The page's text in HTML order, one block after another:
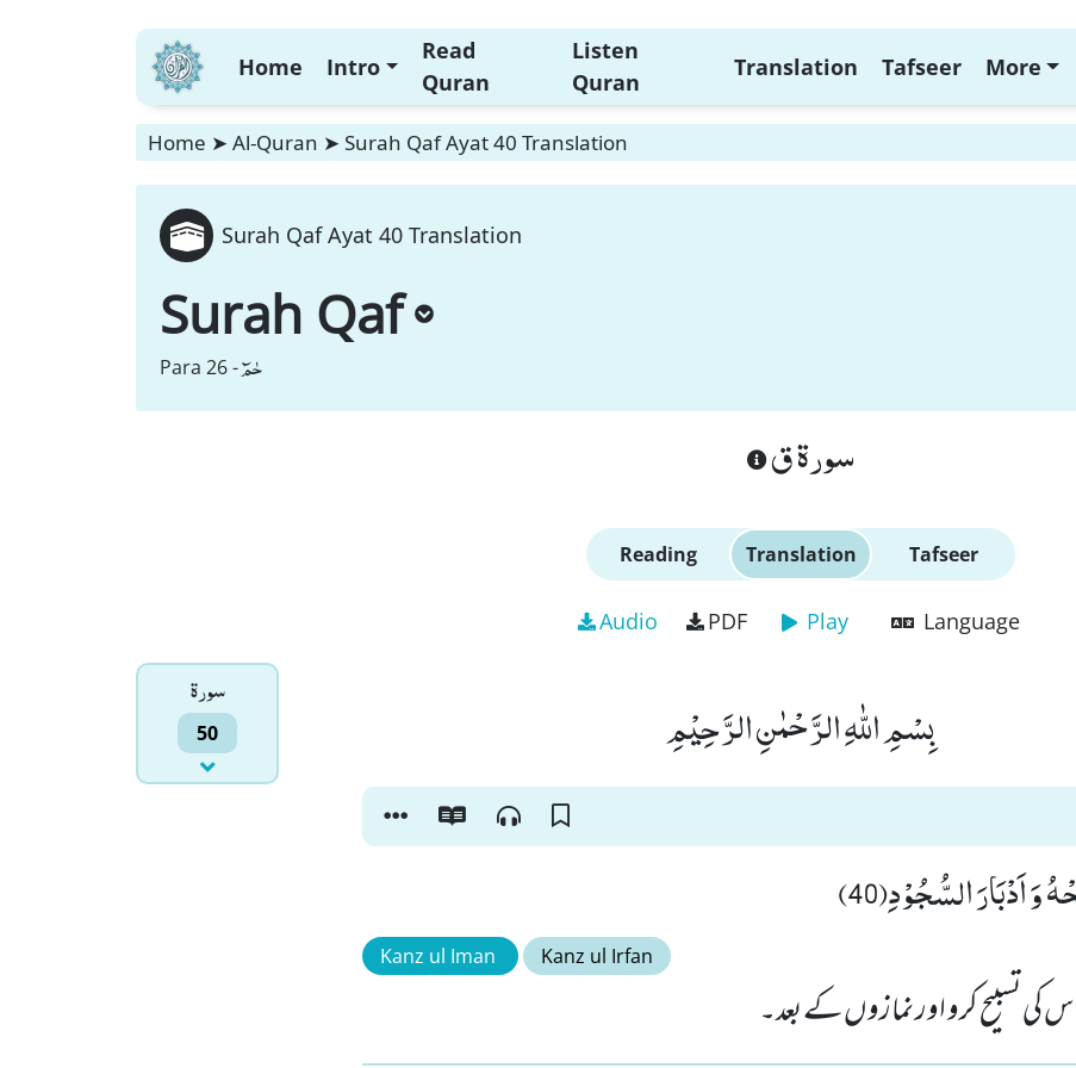
Home Intro
Read
Quran
Listen
Quran
Translation Tafseer More
Home ➤ Al-Quran ➤ Surah Qaf Ayat 40 Translation
Surah Qaf Ayat 40 Translation
Surah Qaf
Para 26 -حٰمٓ
سورة ق
Reading Translation Tafseer
Audio PDF Play Language
سورۃ
50 بِسْمِ اللّٰهِ الرَّحْمٰنِ الرَّحِیْمِ
اَدْبَارَ السُّجُوْدِ(40)
Kanz ul Iman Kanz ul Irfan
تسبیح کرو اور نمازوں کے بعد۔